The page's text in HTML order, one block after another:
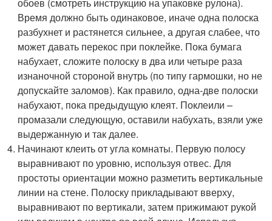
Время должно быть одинаковое, иначе одна полоска
разбухнет и растянется сильнее, а другая слабее, что
может давать перекос при поклейке. Пока бумага
набухает, сложите полоску в два или четыре раза
изнаночной стороной внутрь (по типу гармошки, но не
допускайте заломов). Как правило, одна-две полоски
набухают, пока предыдущую клеят. Поклеили –
промазали следующую, оставили набухать, взяли уже
выдержанную и так далее.
Начинают клеить от угла комнаты. Первую полосу
выравнивают по уровню, используя отвес. Для
простоты ориентации можно разметить вертикальные
линии на стене. Полоску прикладывают вверху,
выравнивают по вертикали, затем прижимают рукой